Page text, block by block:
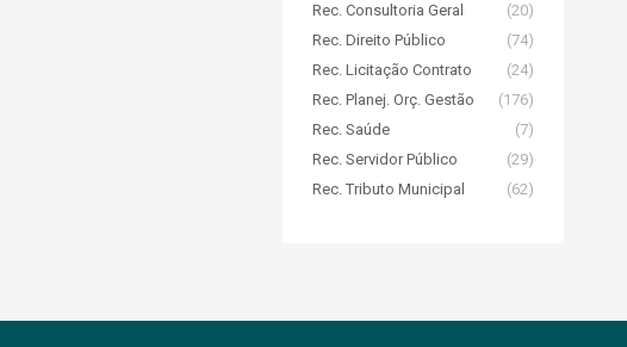
Rec. Consultoria Geral
(20)
Rec. Direito Público
(74)
Rec. Licitação Contrato
(24)
Rec. Planej. Orç. Gestão
(176)
Rec. Saúde
(7)
Rec. Servidor Público
(29)
Rec. Tributo Municipal
(62)